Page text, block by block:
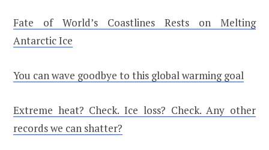
Fate of World’s Coastlines Rests on Melting
Antarctic Ice
You can wave goodbye to this global warming goal
Extreme heat? Check. Ice loss? Check. Any other
records we can shatter?